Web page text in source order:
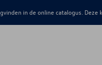
in de online catalogus. Deze